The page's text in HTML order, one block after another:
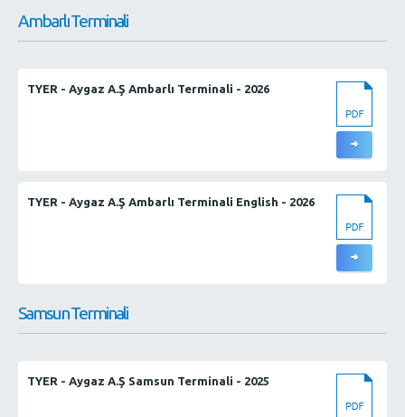
Ambarlı Terminali
TYER - Aygaz A.Ş Ambarlı Terminali - 2026
TYER - Aygaz A.Ş Ambarlı Terminali English - 2026
Samsun Terminali
TYER - Aygaz A.Ş Samsun Terminali - 2025